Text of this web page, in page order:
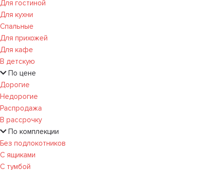
Для гостиной
Для кухни
Спальные
Для прихожей
Для кафе
В детскую
По цене
Дорогие
Недорогие
Распродажа
В рассрочку
По комплекции
Без подлокотников
С ящиками
С тумбой